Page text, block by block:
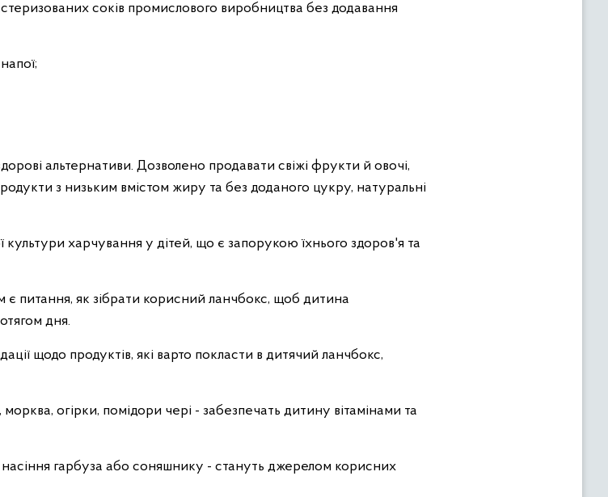
соків промислового виробництва без додавання
альтернативи. Дозволено продавати свіжі фрукти й овочі,
з низьким вмістом жиру та без доданого цукру, натуральні
харчування у дітей, що є запорукою їхнього здоров'я та
питання, як зібрати корисний ланчбокс, щоб дитина
дня.
щодо продуктів, які варто покласти в дитячий ланчбокс,
огірки, помідори чері - забезпечать дитину вітамінами та
насіння гарбуза або соняшнику - стануть джерелом корисних